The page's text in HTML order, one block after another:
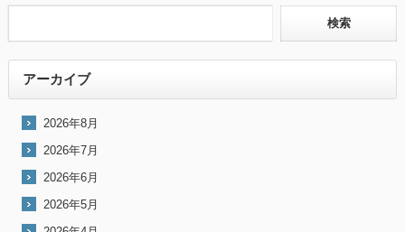
アーカイブ
2026年8月
2026年7月
2026年6月
2026年5月